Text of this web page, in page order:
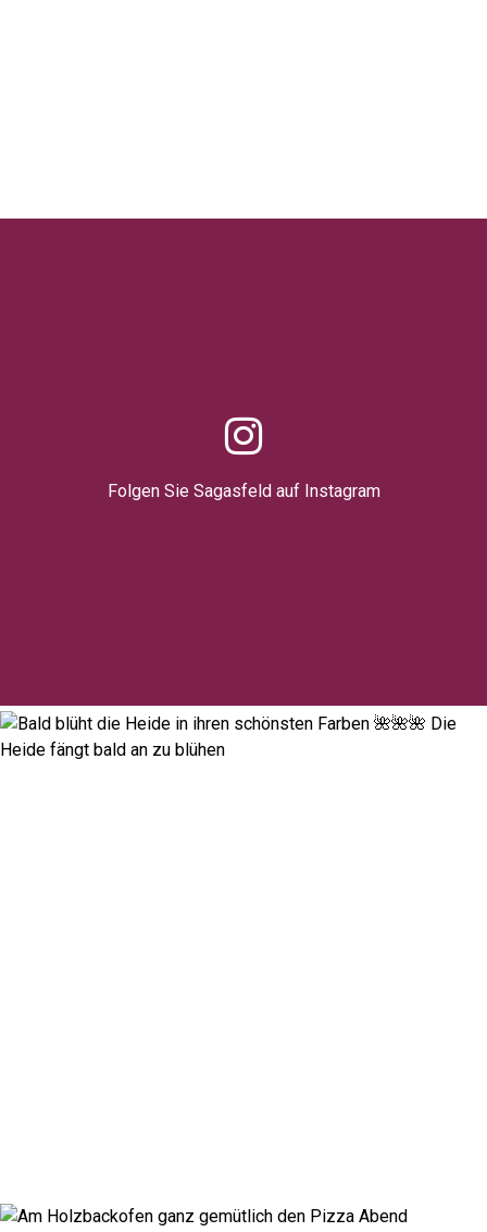
Folgen Sie Sagasfeld auf Instagram